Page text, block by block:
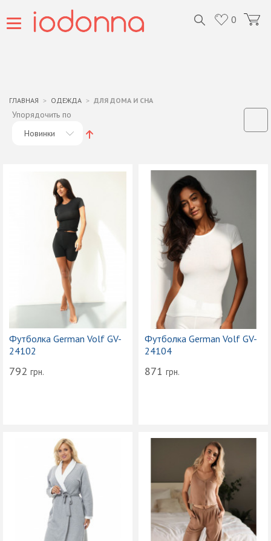
0
ГЛАВНАЯ ОДЕЖДА ДЛЯ ДОМА И СНА
Упорядочить по
Новинки
Футболка German Volf GV-
24102
792 грн.
Футболка German Volf GV-
24104
871 грн.